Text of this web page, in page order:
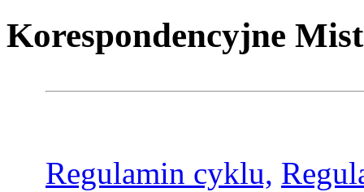
Korespondencyjne
Regulamin cyklu,